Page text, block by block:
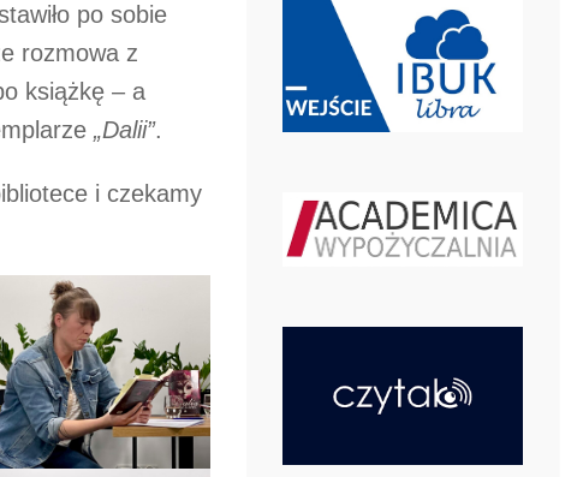
po sobie
rozmowa z
książkę – a
„Dalii”.
i czekamy